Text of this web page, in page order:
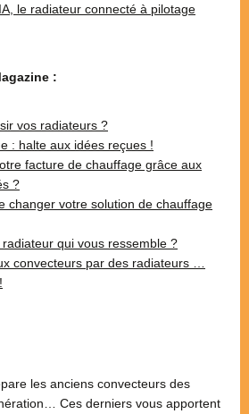
le radiateur connecté à pilotage
:
vos radiateurs ?
: halte aux idées reçues !
facture de chauffage grâce aux
?
changer votre solution de chauffage
qui vous ressemble ?
convecteurs par des radiateurs …
les anciens convecteurs des
Ces derniers vous apportent